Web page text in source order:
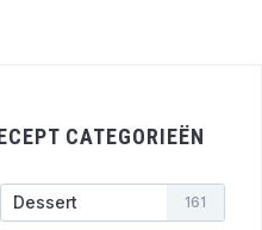
CATEGORIEËN
Dessert 161